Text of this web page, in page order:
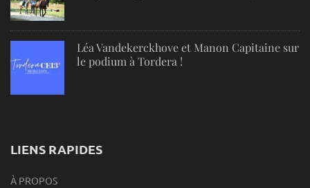
Léa Vandekerckhove et Manon Capitaine sur
le podium à Tordera !
LIENS RAPIDES
À PROPOS